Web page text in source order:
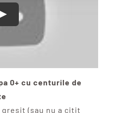
0+ cu centurile de
(sau nu a citit